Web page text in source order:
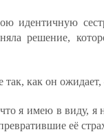
идентичную
решение,
как он ожидает,
я имею в виду, я
её